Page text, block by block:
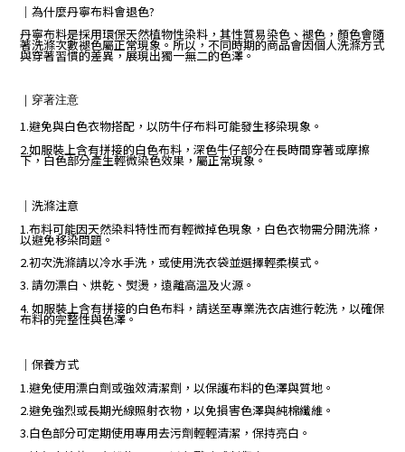
｜ 為什麼丹寧布料會退色?
丹寧布料是採用環保天然植物性染料，其性質易染色、褪色，顏色會隨
著洗滌次數褪色屬正常現象。所以，不同時期的商品會因個人洗滌方式
與穿著習慣的差異，展現出獨一無二的色澤。
｜ 穿著注意
1.避免與白色衣物搭配，以防牛仔布料可能發生移染現象。
2.如服裝上含有拼接的白色布料，深色牛仔部分在長時間穿著或摩擦
下，白色部分產生輕微染色效果，屬正常現象。
｜ 洗滌注意
1.布料可能因天然染料特性而有輕微掉色現象，白色衣物需分開洗滌，
以避免移染問題。
2.初次洗滌請以冷水手洗，或使用洗衣袋並選擇輕柔模式。
3. 請勿漂白、烘乾、熨燙，遠離高溫及火源。
4. 如服裝上含有拼接的白色布料，請送至專業洗衣店進行乾洗，以確保
布料的完整性與色澤。
｜保養方式
1.避免使用漂白劑或強效清潔劑，以保護布料的色澤與質地。
2.避免強烈或長期光線照射衣物，以免損害色澤與純棉纖維。
3.白色部分可定期使用專用去污劑輕輕清潔，保持亮白。